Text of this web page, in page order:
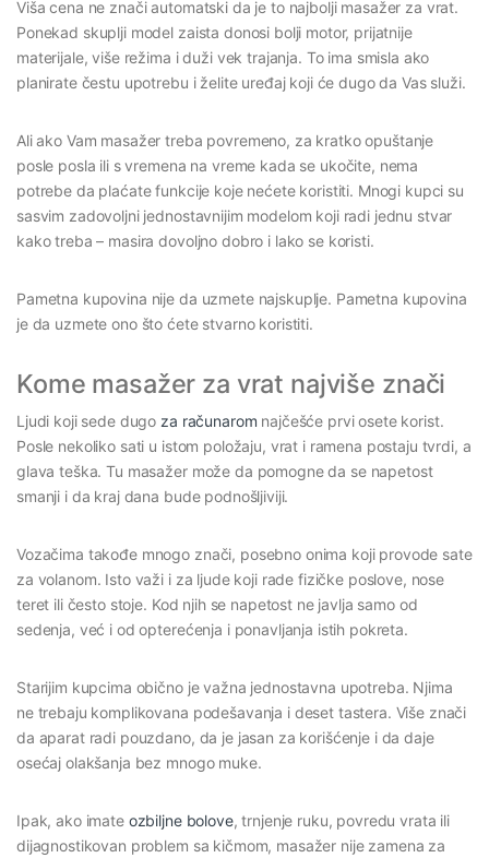
Viša cena ne znači automatski da je to najbolji masažer za vrat.
Ponekad skuplji model zaista donosi bolji motor, prijatnije
materijale, više režima i duži vek trajanja. To ima smisla ako
planirate čestu upotrebu i želite uređaj koji će dugo da Vas služi.
Ali ako Vam masažer treba povremeno, za kratko opuštanje
posle posla ili s vremena na vreme kada se ukočite, nema
potrebe da plaćate funkcije koje nećete koristiti. Mnogi kupci su
sasvim zadovoljni jednostavnijim modelom koji radi jednu stvar
kako treba – masira dovoljno dobro i lako se koristi.
Pametna kupovina nije da uzmete najskuplje. Pametna kupovina
je da uzmete ono što ćete stvarno koristiti.
Kome masažer za vrat najviše znači
Ljudi koji sede dugo za računarom najčešće prvi osete korist.
Posle nekoliko sati u istom položaju, vrat i ramena postaju tvrdi, a
glava teška. Tu masažer može da pomogne da se napetost
smanji i da kraj dana bude podnošljiviji.
Vozačima takođe mnogo znači, posebno onima koji provode sate
za volanom. Isto važi i za ljude koji rade fizičke poslove, nose
teret ili često stoje. Kod njih se napetost ne javlja samo od
sedenja, već i od opterećenja i ponavljanja istih pokreta.
Starijim kupcima obično je važna jednostavna upotreba. Njima
ne trebaju komplikovana podešavanja i deset tastera. Više znači
da aparat radi pouzdano, da je jasan za korišćenje i da daje
osećaj olakšanja bez mnogo muke.
Ipak, ako imate ozbiljne bolove, trnjenje ruku, povredu vrata ili
dijagnostikovan problem sa kičmom, masažer nije zamena za